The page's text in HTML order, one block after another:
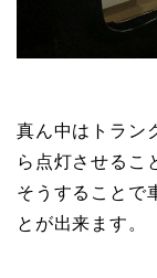
真ん中はトラン
ら点灯させるこ
そうすることで
とが出来ます。